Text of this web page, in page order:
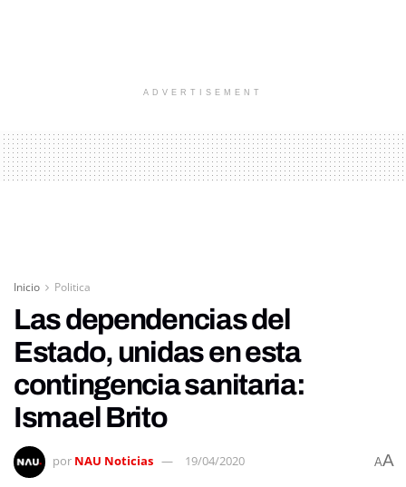
ADVERTISEMENT
Inicio Politica
Las dependencias del
Estado, unidas en esta
contingencia sanitaria:
Ismael Brito
por NAU Noticias 19/04/2020 AA